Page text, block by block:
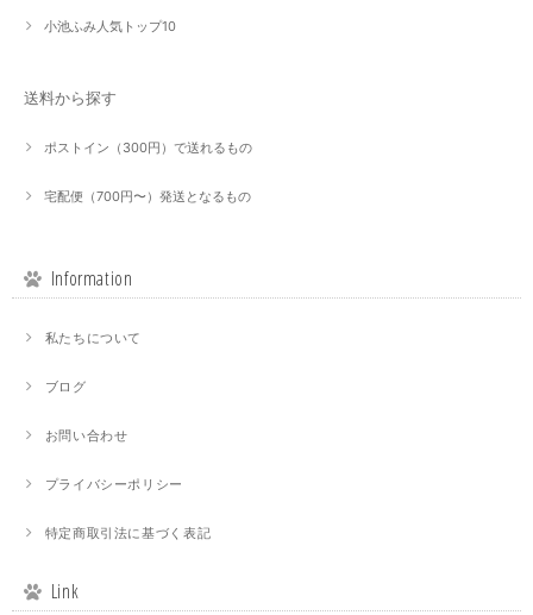
小池ふみ人気トップ10
送料から探す
ポストイン（300円）で送れるもの
宅配便（700円〜）発送となるもの
Information
私たちについて
ブログ
お問い合わせ
プライバシーポリシー
特定商取引法に基づく表記
Link